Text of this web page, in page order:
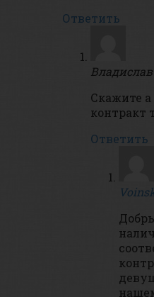
Ответить
Владислав
Скажите
контракт
Ответить